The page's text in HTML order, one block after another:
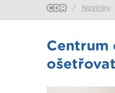
/ Novinky
Centrum